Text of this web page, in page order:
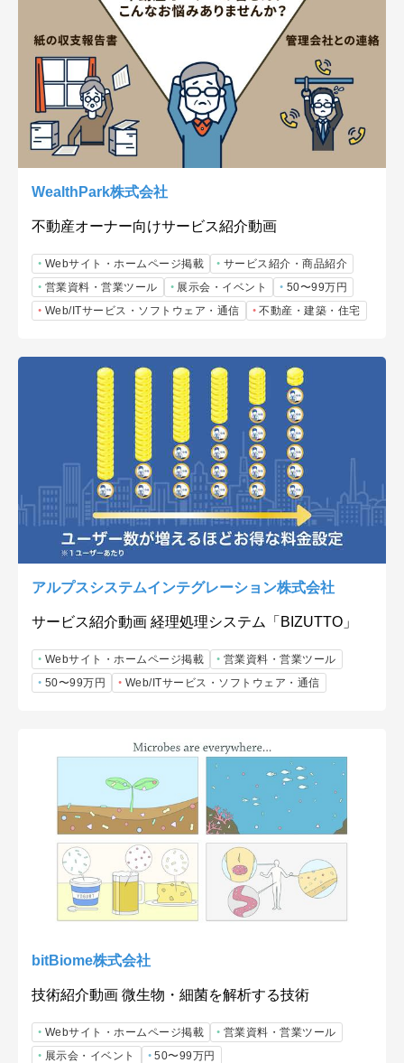
WealthPark株式会社
不動産オーナー向けサービス紹介動画
Webサイト・ホームページ掲載
サービス紹介・商品紹介
営業資料・営業ツール
展示会・イベント
50〜99万円
Web/ITサービス・ソフトウェア・通信
不動産・建築・住宅
アルプスシステムインテグレーション株式会社
サービス紹介動画 経理処理システム「BIZUTTO」
Webサイト・ホームページ掲載
営業資料・営業ツール
50〜99万円
Web/ITサービス・ソフトウェア・通信
bitBiome株式会社
技術紹介動画 微生物・細菌を解析する技術
Webサイト・ホームページ掲載
営業資料・営業ツール
展示会・イベント
50〜99万円